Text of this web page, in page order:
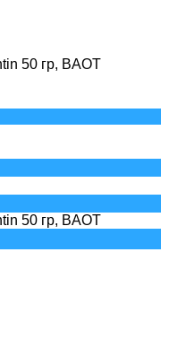
50 гр, BAOT
50 гр, BAOT